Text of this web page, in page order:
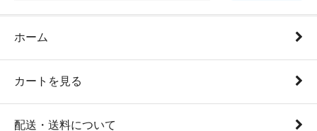
ホーム
カートを見る
配送・送料について